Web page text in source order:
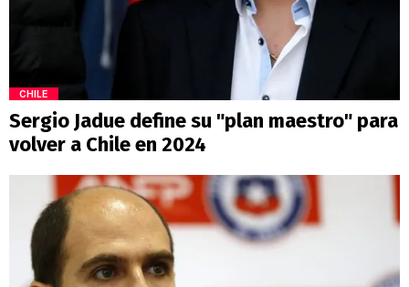
CHILE
Sergio Jadue define su "plan maestro" para
volver a Chile en 2024